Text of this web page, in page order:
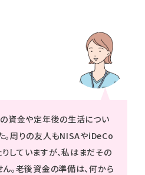
資金や定年後の生活につい
。周りの友人もNISAやiDeCo
していますが、私はまだその
。老後資金の準備は、何から